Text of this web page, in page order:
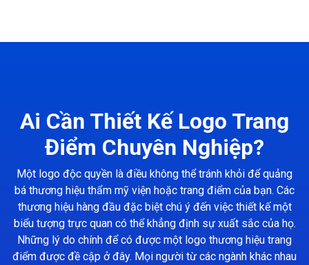
Ai Cần Thiết Kế Logo Trang
Điểm Chuyên Nghiệp?
Một logo độc quyền là điều không thể tránh khỏi để quảng
bá thương hiệu thẩm mỹ viện hoặc trang điểm của bạn. Các
thương hiệu hàng đầu đặc biệt chú ý đến việc thiết kế một
biểu tượng trực quan có thể khẳng định sự xuất sắc của họ.
Những lý do chính để có được một logo thương hiệu trang
điểm được đề cập ở đây. Mọi người từ các ngành khác nhau